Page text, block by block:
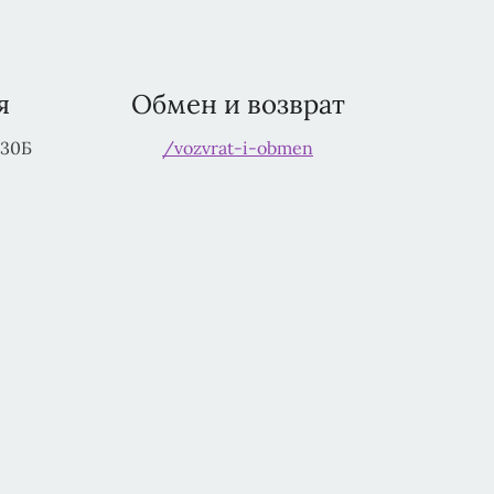
Обмен и возврат
/vozvrat-i-obmen